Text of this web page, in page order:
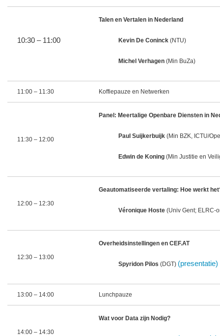
10:30 – 11:00
Talen en Vertalen in Nederland
Kevin De Coninck (NTU)
Michel Verhagen (Min BuZa)
11:00 – 11:30 Koffiepauze en Netwerken
11:30 – 12:00
Panel: Meertalige Openbare Diensten in
Paul Suijkerbuijk (Min BZK, ICTU/
Edwin de Koning (Min Justitie en
12:00 – 12:30
Geautomatiseerde vertaling: Hoe werkt
Véronique Hoste (Univ Gent; ELRC-
12:30 – 13:00
Overheidsinstellingen en CEF.AT
Spyridon Pilos (DGT) (presentatie)
13:00 – 14:00 Lunchpauze
14:00 – 14:30
Wat voor Data zijn Nodig?